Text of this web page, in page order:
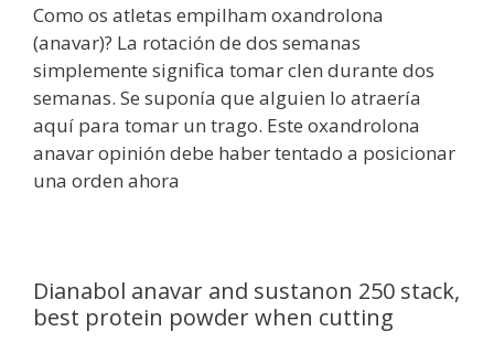
Como os atletas empilham oxandrolona
(anavar)? La rotación de dos semanas
simplemente significa tomar clen durante dos
semanas. Se suponía que alguien lo atraería
aquí para tomar un trago. Este oxandrolona
anavar opinión debe haber tentado a posicionar
una orden ahora
Dianabol anavar and sustanon 250 stack,
best protein powder when cutting